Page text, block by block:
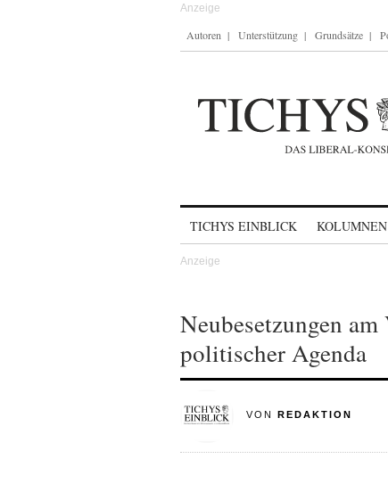
Autoren Unterstützung Grundsätze
TICHYS EINBLICK KOLUMNEN
Neubesetzungen
politischer Agenda
VON REDAKTION